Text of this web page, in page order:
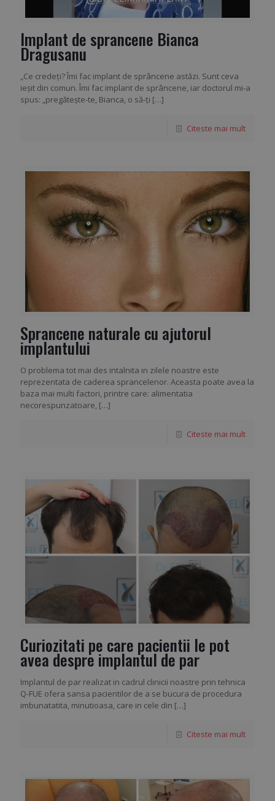
Implant de sprancene Bianca
Dragusanu
„Ce credeți? Îmi fac implant de sprâncene astăzi. Sunt ceva
ieșit din comun. Îmi fac implant de sprâncene, iar doctorul mi-a
spus: „pregătește-te, Bianca, o să-ți […]
Citeste mai mult
Sprancene naturale cu ajutorul
implantului
O problema tot mai des intalnita in zilele noastre este
reprezentata de caderea sprancelenor. Aceasta poate avea la
baza mai multi factori, printre care: alimentatia
necorespunzatoare, […]
Citeste mai mult
Curiozitati pe care pacientii le pot
avea despre implantul de par
Implantul de par realizat in cadrul clinicii noastre prin tehnica
Q-FUE ofera sansa pacientilor de a se bucura de procedura
imbunatatita, minutioasa, care in cele din […]
Citeste mai mult